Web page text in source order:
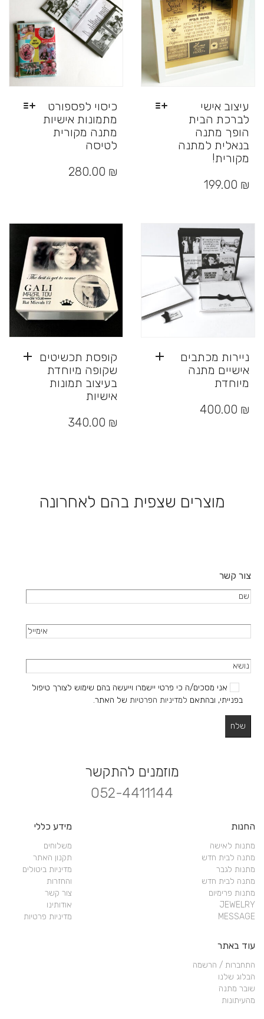
כיסוי לפספורט
מתמונות אישיות
מתנה מקורית
לטיסה
זה
האפשרויות
בעמוד
המוצר
280.00 ₪
עיצוב אישי
לברכת הבית
הופך מתנה
בנאלית למתנה
מקורית!
זה
ניתן
לבחור
את
האפשרויות
בעמוד
המוצר
199.00 ₪
קופסת תכשיטים
שקופה מיוחדת
בעיצוב תמונות
אישיות
340.00 ₪
ניירות מכתבים
אישיים מתנה
מיוחדת
400.00 ₪
מוצרים שצפית בהם לאחרונה
צור קשר
אני מסכים/ה כי פרטי יישמרו וייעשה בהם שימוש לצורך טיפול
בפנייתי, ובהתאם למדיניות הפרטיות של האתר.
מוזמנים להתקשר
052-4411144
החנות
מתנות לאישה
מתנה לבית חדש
מתנות לגבר
מתנה לבית חדש
מתנות פרימיום
JEWELRY
MESSAGE
מידע כללי
משלוחים
תקנון האתר
מדיניות ביטולים
והחזרות
צור קשר
אודותינו
מדיניות פרטיות
עוד באתר
התחברות / הרשמה
הבלוג שלנו
שובר מתנה
מהעיתונות